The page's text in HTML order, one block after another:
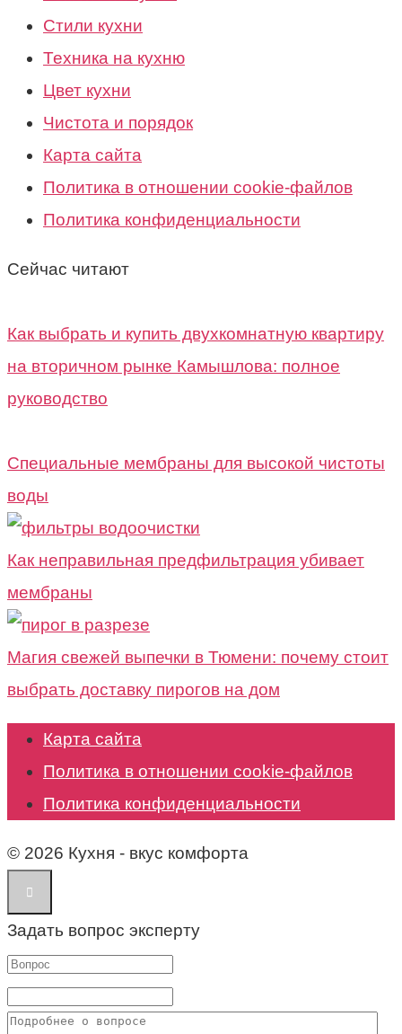
Стили кухни
Техника на кухню
Цвет кухни
Чистота и порядок
Карта сайта
Политика в отношении cookie-файлов
Политика конфиденциальности
Сейчас читают
Как выбрать и купить двухкомнатную квартиру
на вторичном рынке Камышлова: полное
руководство
Специальные мембраны для высокой чистоты
воды
Как неправильная предфильтрация убивает
мембраны
Магия свежей выпечки в Тюмени: почему стоит
выбрать доставку пирогов на дом
Карта сайта
Политика в отношении cookie-файлов
Политика конфиденциальности
© 2026 Кухня - вкус комфорта
Задать вопрос эксперту